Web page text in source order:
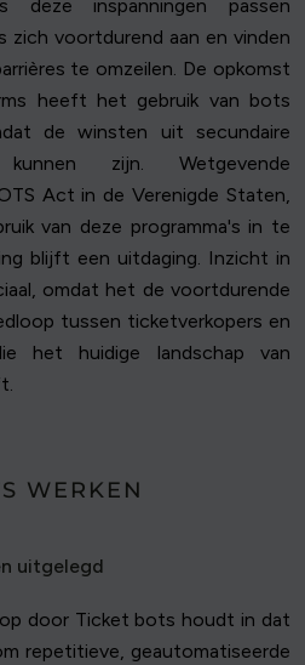
deze inspanningen passen
zich voortdurend aan en vinden
te omzeilen. De opkomst
heeft het gebruik van bots
de winsten uit secundaire
kunnen zijn. Wetgevende
Act in de Verenigde Staten,
van deze programma's in te
blijft een uitdaging. Inzicht in
omdat het de voortdurende
tussen ticketverkopers en
het huidige landschap van
WERKEN
uitgelegd
door Ticket bots houdt in dat
repetitieve, geautomatiseerde